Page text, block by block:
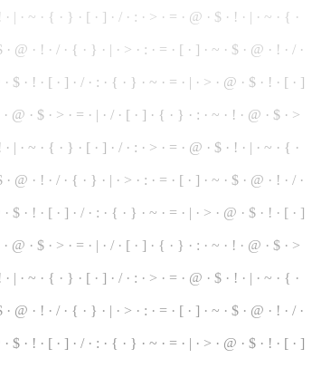
| · ~ · { · } · [ · ] · / · : · > · = · @ · $ · ! · | · ~ · { ·
· @ · ! · / · { · } · | · > · : · = · [ · ] · ~ · $ · @ · ! · / ·
$ · ! · [ · ] · / · : · { · } · ~ · = · | · > · @ · $ · ! · [ · ]
@ · $ · > · = · | · / · [ · ] · { · } · : · ~ · ! · @ · $ · >
| · ~ · { · } · [ · ] · / · : · > · = · @ · $ · ! · | · ~ · { ·
@ · ! · / · { · } · | · > · : · = · [ · ] · ~ · $ · @ · ! · / ·
$ · ! · [ · ] · / · : · { · } · ~ · = · | · > · @ · $ · ! · [ · ]
· @ · $ · > · = · | · / · [ · ] · { · } · : · ~ · ! · @ · $ · >
| · ~ · { · } · [ · ] · / · : · > · = · @ · $ · ! · | · ~ · { ·
· @ · ! · / · { · } · | · > · : · = · [ · ] · ~ · $ · @ · ! · / ·
· $ · ! · [ · ] · / · : · { · } · ~ · = · | · > · @ · $ · ! · [ · ]